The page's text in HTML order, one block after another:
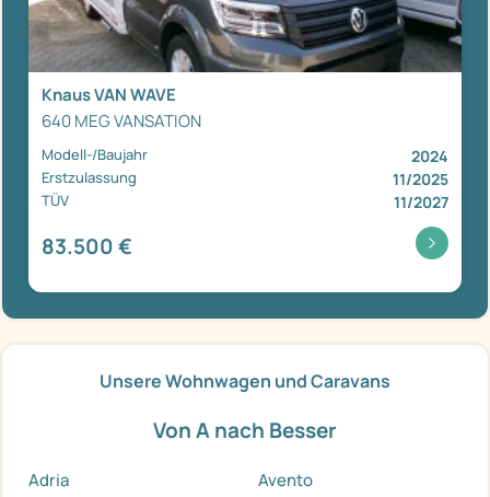
Knaus VAN WAVE
640 MEG VANSATION
Modell-/Baujahr 2024
Erstzulassung 11/2025
TÜV 11/2027
83.500 €
Unsere Wohnwagen und Caravans
Von A nach Besser
Adria
Avento